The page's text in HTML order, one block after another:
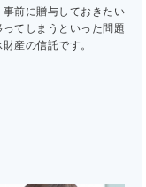
前に贈与しておきたい
てしまうといった問題
産の信託です。